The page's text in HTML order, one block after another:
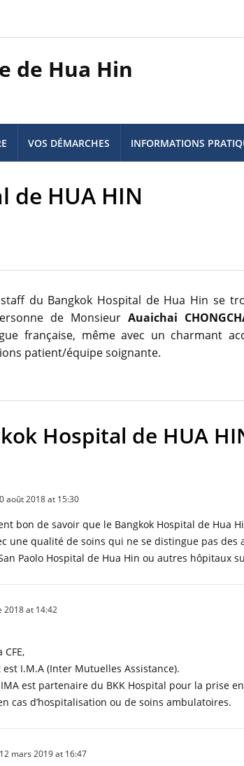
de Hua Hin
VOS DÉMARCHES INFORMATIONS
de HUA HIN
du Bangkok Hospital de Hua Hin se
de Monsieur Auaichai
française, même avec un charmant
patient/équipe soignante.
Hospital de HUA
août 2018 at 15:30
bon de savoir que le Bangkok Hospital de Hua
une qualité de soins qui ne se distingue pas des
Paolo Hospital de Hua Hin ou autres hôpitaux
2018 at 14:42
I.M.A (Inter Mutuelles Assistance).
est partenaire du BKK Hospital pour la prise
cas d’hospitalisation ou de soins ambulatoires.
12 mars 2019 at 16:47